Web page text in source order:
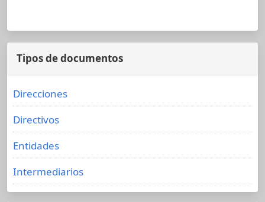
Tipos de documentos
Direcciones
Directivos
Entidades
Intermediarios